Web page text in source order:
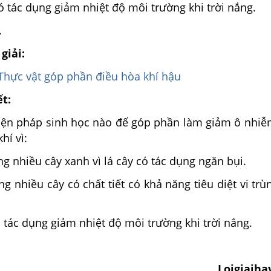
tác dụng giảm nhiệt độ môi trường khi trời nắng.
vật góp phần điều hòa khí hậu
pháp sinh học nào đế góp phần làm giảm ô
vì:
nhiều cây xanh vì lá cây có tác dụng ngăn bụi.
nhiều cây có chất tiết có khả năng tiêu diệt vi
tác dụng giảm nhiệt độ môi trường khi trời nắng.